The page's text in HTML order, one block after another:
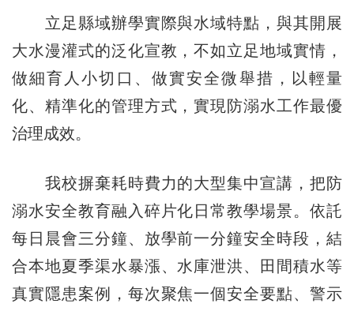
立足縣域辦學實際與水域特點，與其開展
大水漫灌式的泛化宣教，不如立足地域實情，
做細育人小切口、做實安全微舉措，以輕量
化、精準化的管理方式，實現防溺水工作最優
治理成效。
我校摒棄耗時費力的大型集中宣講，把防
溺水安全教育融入碎片化日常教學場景。依託
每日晨會三分鐘、放學前一分鐘安全時段，結
合本地夏季渠水暴漲、水庫泄洪、田間積水等
真實隱患案例，每次聚焦一個安全要點、警示